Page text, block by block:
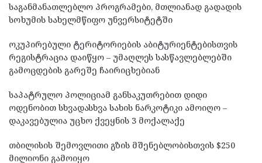
საგანმანათლებლო პროგრამები, მთლიანად გადადის
სოხუმის სახელმწიფო უნვერსიტეტში
ოკუპირებული ტერიტორიების აბიტურიენტებისთვის
რეგისტრაცია დაიწყო – უმაღლეს სასწავლებლებში
გამოცდების გარეშე ჩაირიცხებიან
საპატრულო პოლიციამ განსაკუთრებით დიდი
ოდენობით სხვადასხვა სახის ნარკოტიკი ამოიღო –
დაკავებულია უცხო ქვეყნის 3 მოქალაქე
თბილისის შემოვლითი გზის მშენებლობისთვის $250
მილიონი გამოიყო